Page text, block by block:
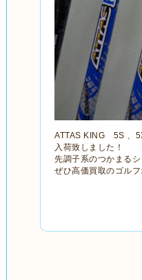
ATTAS KING 5S 、
入荷致しました！
先調子系のつかまる
ぜひ高価買取のゴル